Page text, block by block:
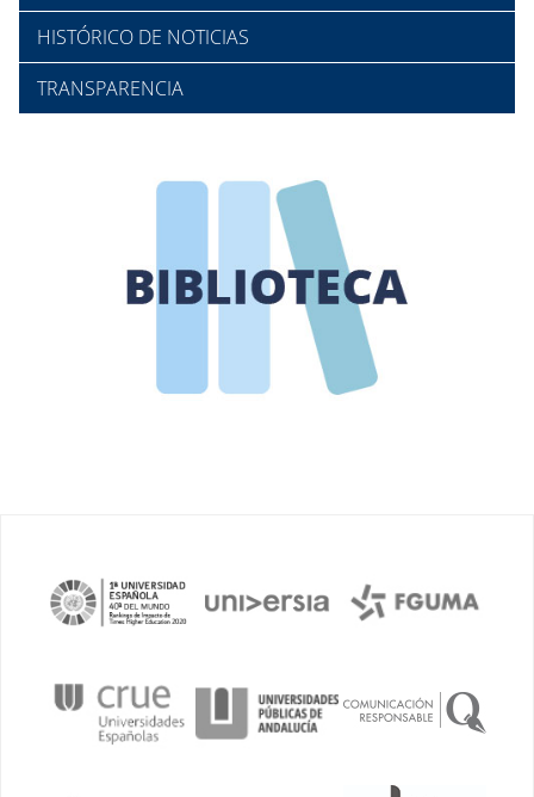
HISTÓRICO DE NOTICIAS
TRANSPARENCIA